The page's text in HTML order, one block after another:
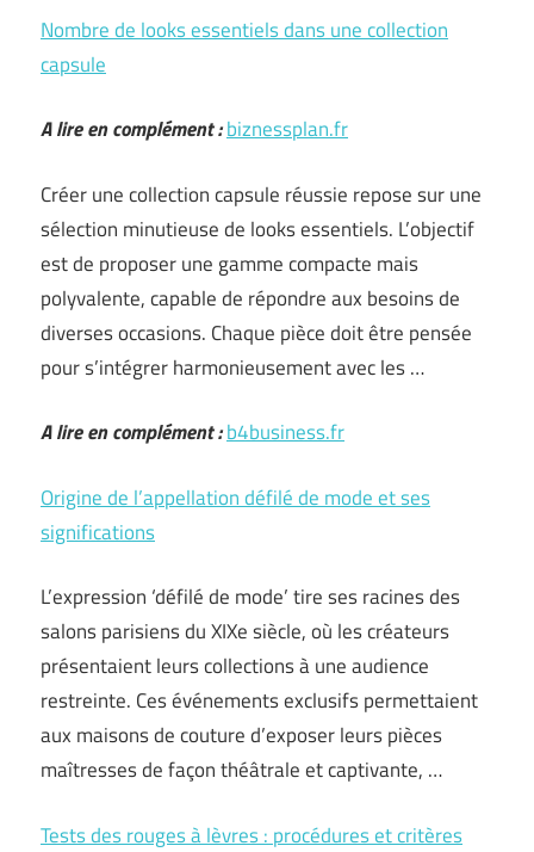
Nombre de looks essentiels dans une collection
capsule
A lire en complément :biznessplan.fr
Créer une collection capsule réussie repose sur une
sélection minutieuse de looks essentiels. L’objectif
est de proposer une gamme compacte mais
polyvalente, capable de répondre aux besoins de
diverses occasions. Chaque pièce doit être pensée
pour s’intégrer harmonieusement avec les …
A lire en complément :b4business.fr
Origine de l’appellation défilé de mode et ses
significations
L’expression ‘défilé de mode’ tire ses racines des
salons parisiens du XIXe siècle, où les créateurs
présentaient leurs collections à une audience
restreinte. Ces événements exclusifs permettaient
aux maisons de couture d’exposer leurs pièces
maîtresses de façon théâtrale et captivante, …
Tests des rouges à lèvres : procédures et critères